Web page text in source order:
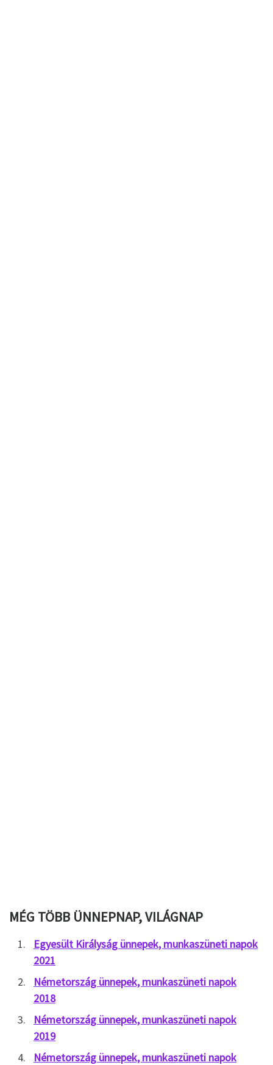
MÉG TÖBB ÜNNEPNAP, VILÁGNAP
Egyesült Királyság ünnepek, munkaszüneti napok
2021
Németország ünnepek, munkaszüneti napok
2018
Németország ünnepek, munkaszüneti napok
2019
Németország ünnepek, munkaszüneti napok